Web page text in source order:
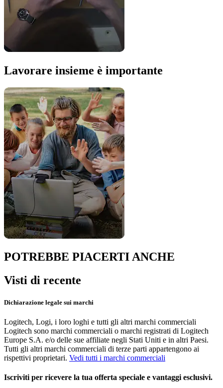
Lavorare insieme è importante
POTREBBE PIACERTI ANCHE
Visti di recente
Dichiarazione legale sui marchi
Logitech, Logi, i loro loghi e tutti gli altri marchi commerciali
Logitech sono marchi commerciali o marchi registrati di Logitech
Europe S.A. e/o delle sue affiliate negli Stati Uniti e in altri Paesi.
Tutti gli altri marchi commerciali di terze parti appartengono ai
rispettivi proprietari. Vedi tutti i marchi commerciali
Iscriviti per ricevere la tua offerta speciale e vantaggi esclusivi.